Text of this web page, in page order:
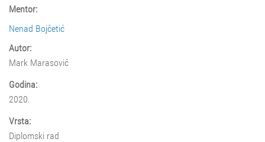
Mentor:
Nenad Bojčetić
Autor:
Mark Marasović
Godina:
2020.
Vrsta:
Diplomski rad